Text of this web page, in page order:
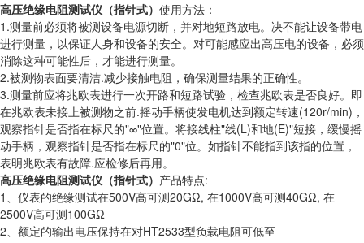
高压绝缘电阻测试仪（指针式） 使用方法：
1.测量前必须将被测设备电源切断，并对地短路放电。决不能让设备带电
进行测量，以保证人身和设备的安全。对可能感应出高压电的设备，必须
消除这种可能性后，才能进行测量。
2.被测物表面要清洁.减少接触电阻，确保测量结果的正确性。
3.测量前应将兆欧表进行一次开路和短路试验，检查兆欧表是否良好。即
在兆欧表未接上被测物之前.摇动手柄使发电机达到额定转速(120r/min)，
观察指针是否指在标尺的"∞"位置。将接线柱"线(L)和地(E)"短接，缓慢摇
动手柄，观察指针是否指在标尺的"0"位。如指针不能指到该指的位置，
表明兆欧表有故障.应检修后再用。
高压绝缘电阻测试仪（指针式） 产品特点:
1、仪表的绝缘测试在500V高可测20GΩ, 在1000V高可测40GΩ, 在
2500V高可测100GΩ
2、额定的输出电压保持在对HT2533型负载电阻可低至